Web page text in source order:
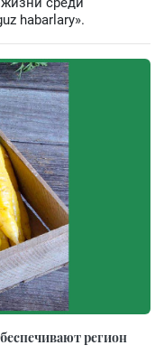
habarlary».
регион